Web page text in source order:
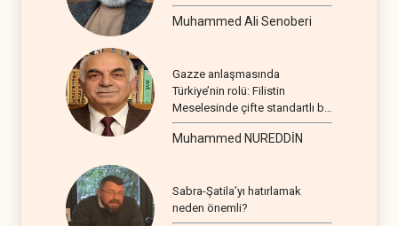
Muhammed Ali Senoberi
Gazze anlaşmasında
Türkiye’nin rolü: Filistin
Meselesinde çifte standartlı bir
seyir
Muhammed NUREDDİN
Sabra-Şatila’yı hatırlamak
neden önemli?